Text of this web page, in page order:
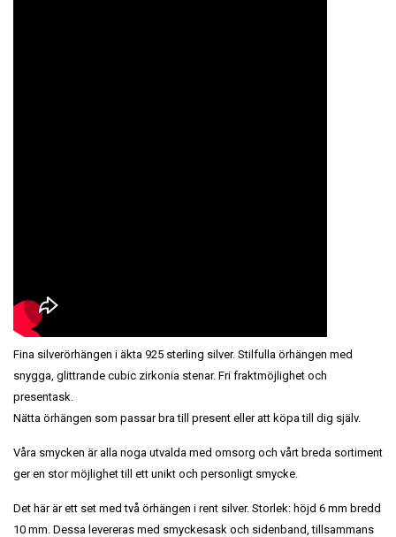
Fina silverörhängen i äkta 925 sterling silver. Stilfulla örhängen med
snygga, glittrande cubic zirkonia stenar. Fri fraktmöjlighet och
presentask.
Nätta örhängen som passar bra till present eller att köpa till dig själv.
Våra smycken är alla noga utvalda med omsorg och vårt breda sortiment
ger en stor möjlighet till ett unikt och personligt smycke.
Det här är ett set med två örhängen i rent silver. Storlek: höjd 6 mm bredd
10 mm. Dessa levereras med smyckesask och sidenband, tillsammans